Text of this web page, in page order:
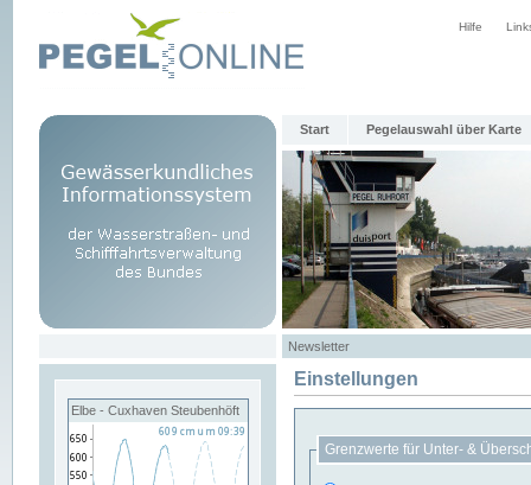
Hilfe
Start Pegelauswahl über Karte
Newsletter
Elbe - Cuxhaven Steubenhöft
Einstellungen
Grenzwerte für Unter- &